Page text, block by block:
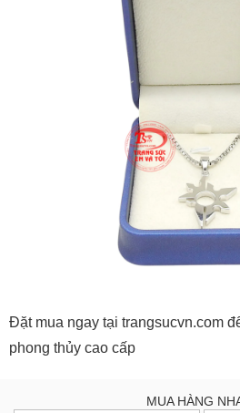
Đặt mua ngay tại trangsucvn.com
phong thủy cao cấp
MUA HÀNG